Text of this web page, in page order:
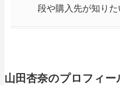
段や購入先が知り
山田杏奈のプロフィー